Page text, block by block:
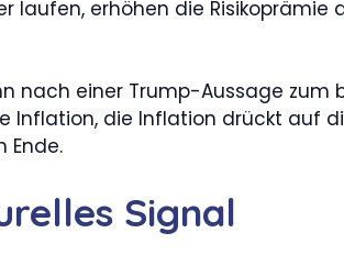
laufen, erhöhen die
nach einer Trump-Aussage
Inflation, die Inflation drückt auf
Ende.
Signal